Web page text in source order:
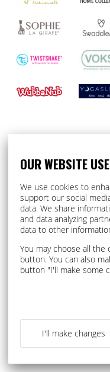
OUR WEBSITE
We use cookies to
support our social
data. We share
and data analyzing
data to other
You may choose all the
button. You can also
button "I'll make some
I'll make changes